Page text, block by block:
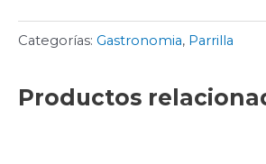
Categorías: Gastronomia, Parrilla
Productos